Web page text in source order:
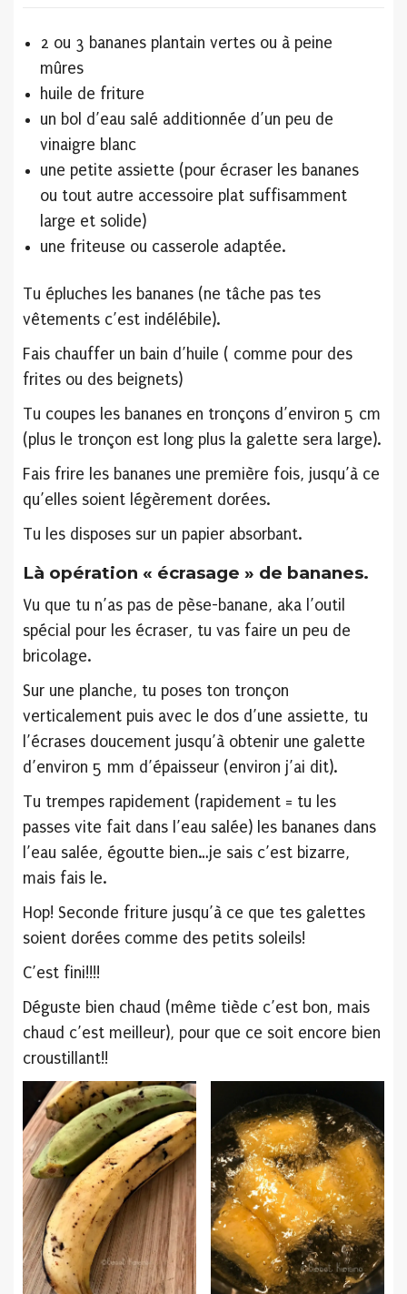
2 ou 3 bananes plantain vertes ou à peine
mûres
huile de friture
un bol d’eau salé additionnée d’un peu de
vinaigre blanc
une petite assiette (pour écraser les bananes
ou tout autre accessoire plat suffisamment
large et solide)
une friteuse ou casserole adaptée.
Tu épluches les bananes (ne tâche pas tes
vêtements c’est indélébile).
Fais chauffer un bain d’huile ( comme pour des
frites ou des beignets)
Tu coupes les bananes en tronçons d’environ 5 cm
(plus le tronçon est long plus la galette sera large).
Fais frire les bananes une première fois, jusqu’à ce
qu’elles soient légèrement dorées.
Tu les disposes sur un papier absorbant.
Là opération « écrasage » de bananes.
Vu que tu n’as pas de pèse-banane, aka l’outil
spécial pour les écraser, tu vas faire un peu de
bricolage.
Sur une planche, tu poses ton tronçon
verticalement puis avec le dos d’une assiette, tu
l’écrases doucement jusqu’à obtenir une galette
d’environ 5 mm d’épaisseur (environ j’ai dit).
Tu trempes rapidement (rapidement = tu les
passes vite fait dans l’eau salée) les bananes dans
l’eau salée, égoutte bien…je sais c’est bizarre,
mais fais le.
Hop! Seconde friture jusqu’à ce que tes galettes
soient dorées comme des petits soleils!
C’est fini!!!!
Déguste bien chaud (même tiède c’est bon, mais
chaud c’est meilleur), pour que ce soit encore bien
croustillant!!